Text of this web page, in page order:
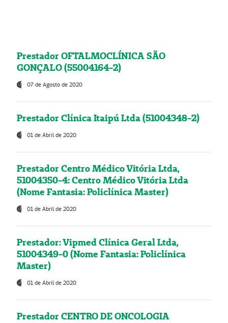
Prestador OFTALMOCLÍNICA SÃO
GONÇALO (55004164-2)
07 de Agosto de 2020
Prestador Clínica Itaipú Ltda (51004348-2)
01 de Abril de 2020
Prestador Centro Médico Vitória Ltda,
51004350-4: Centro Médico Vitória Ltda
(Nome Fantasia: Policlínica Master)
01 de Abril de 2020
Prestador: Vipmed Clínica Geral Ltda,
51004349-0 (Nome Fantasia: Policlínica
Master)
01 de Abril de 2020
Prestador CENTRO DE ONCOLOGIA